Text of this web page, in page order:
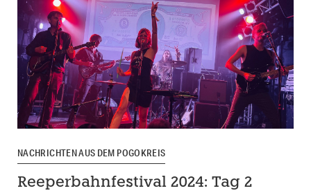
NACHRICHTEN AUS DEM POGOKREIS
Reeperbahnfestival 2024: Tag 2